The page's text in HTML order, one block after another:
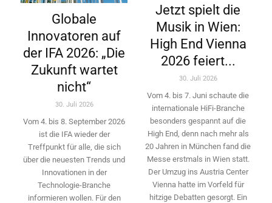
Globale
Innovatoren auf
der IFA 2026: „Die
Zukunft wartet
nicht“
30. Juli 2026
Vom 4. bis 8. September 2026
ist die IFA wieder der
Treffpunkt für alle, die sich
über die neuesten Trends und
Innovationen in der
Technologie-­Branche
informieren wollen. Für den
Jetzt spielt die
Musik in Wien:
High End Vienna
2026 feiert...
30. Juli 2026
Vom 4. bis 7. Juni schaute die
internationale HiFi-Branche
besonders gespannt auf die
High End, denn nach mehr als
20 Jahren in München fand die
Messe erstmals in Wien statt.
Der Umzug ins Austria Center
Vienna hatte im Vorfeld für
hitzige Debatten gesorgt. Ein